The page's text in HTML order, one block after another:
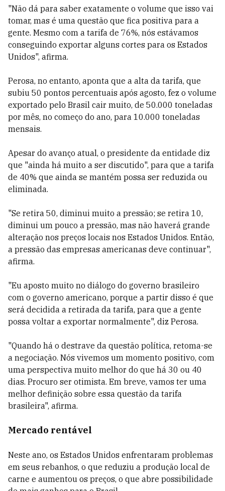
"Não dá para saber exatamente o volume que isso vai
tomar, mas é uma questão que fica positiva para a
gente. Mesmo com a tarifa de 76%, nós estávamos
conseguindo exportar alguns cortes para os Estados
Unidos", afirma.
Perosa, no entanto, aponta que a alta da tarifa, que
subiu 50 pontos percentuais após agosto, fez o volume
exportado pelo Brasil cair muito, de 50.000 toneladas
por mês, no começo do ano, para 10.000 toneladas
mensais.
Apesar do avanço atual, o presidente da entidade diz
que "ainda há muito a ser discutido", para que a tarifa
de 40% que ainda se mantém possa ser reduzida ou
eliminada.
"Se retira 50, diminui muito a pressão; se retira 10,
diminui um pouco a pressão, mas não haverá grande
alteração nos preços locais nos Estados Unidos. Então,
a pressão das empresas americanas deve continuar",
afirma.
"Eu aposto muito no diálogo do governo brasileiro
com o governo americano, porque a partir disso é que
será decidida a retirada da tarifa, para que a gente
possa voltar a exportar normalmente", diz Perosa.
"Quando há o destrave da questão política, retoma-se
a negociação. Nós vivemos um momento positivo, com
uma perspectiva muito melhor do que há 30 ou 40
dias. Procuro ser otimista. Em breve, vamos ter uma
melhor definição sobre essa questão da tarifa
brasileira", afirma.
Mercado rentável
Neste ano, os Estados Unidos enfrentaram problemas
em seus rebanhos, o que reduziu a produção local de
carne e aumentou os preços, o que abre possibilidade